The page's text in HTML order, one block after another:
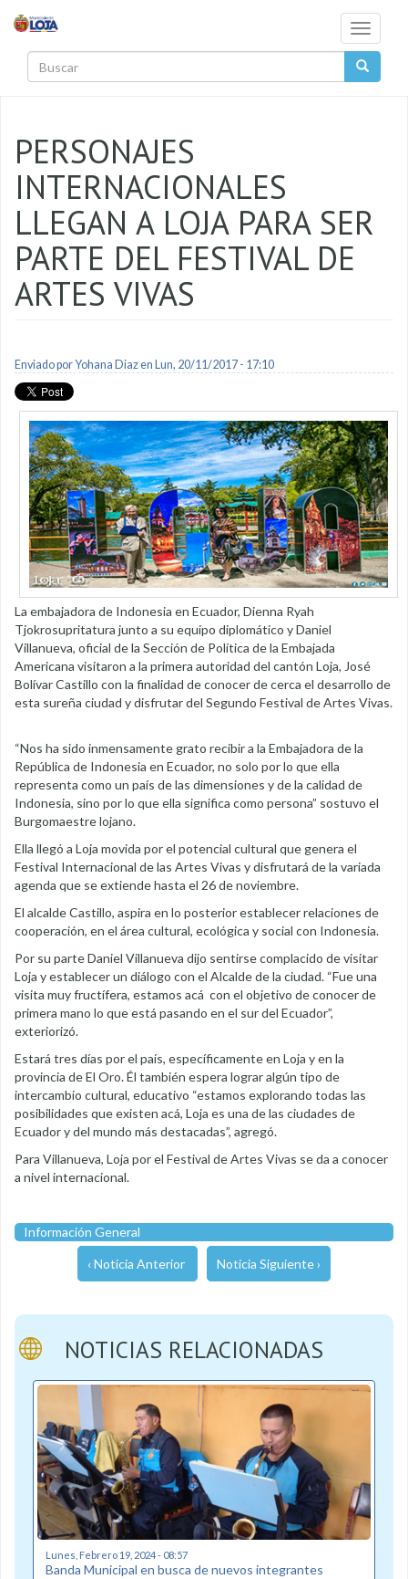
Toggle
PERSONAJES
INTERNACIONALES
LLEGAN A LOJA PARA SER
PARTE DEL FESTIVAL DE
ARTES VIVAS
Enviado porYohana Diazen Lun, 20/11/2017 - 17:10
La embajadora de Indonesia en Ecuador, Dienna Ryah
Tjokrosupritatura junto a su equipo diplomático y Daniel
Villanueva, oficial de la Sección de Política de la Embajada
Americana visitaron a la primera autoridad del cantón Loja, José
Bolívar Castillo con la finalidad de conocer de cerca el desarrollo de
esta sureña ciudad y disfrutar del Segundo Festival de Artes Vivas.
“Nos ha sido inmensamente grato recibir a la Embajadora de la
República de Indonesia en Ecuador, no solo por lo que ella
representa como un país de las dimensiones y de la calidad de
Indonesia, sino por lo que ella significa como persona” sostuvo el
Burgomaestre lojano.
Ella llegó a Loja movida por el potencial cultural que genera el
Festival Internacional de las Artes Vivas y disfrutará de la variada
agenda que se extiende hasta el 26 de noviembre.
El alcalde Castillo, aspira en lo posterior establecer relaciones de
cooperación, en el área cultural, ecológica y social con Indonesia.
Por su parte Daniel Villanueva dijo sentirse complacido de visitar
Loja y establecer un diálogo con el Alcalde de la ciudad. “Fue una
visita muy fructífera, estamos acá con el objetivo de conocer de
primera mano lo que está pasando en el sur del Ecuador”,
exteriorizó.
Estará tres días por el país, específicamente en Loja y en la
provincia de El Oro. Él también espera lograr algún tipo de
intercambio cultural, educativo “estamos explorando todas las
posibilidades que existen acá, Loja es una de las ciudades de
Ecuador y del mundo más destacadas”, agregó.
Para Villanueva, Loja por el Festival de Artes Vivas se da a conocer
a nivel internacional.
Información General
‹ Noticia Anterior Noticia Siguiente ›
NOTICIAS RELACIONADAS
Lunes, Febrero 19, 2024 - 08:57
Banda Municipal en busca de nuevos integrantes